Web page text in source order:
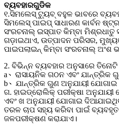
ବ୍ୟବହାରଗୁଡିକ
୧.ସିମଲେସ୍ ଟ୍ୟୁବ୍ ବହୁଳ ଭାବରେ
ସିମଲେସ୍ ପାଇପ୍ ସାଧାରଣ କାର୍ବନ
ସଂରଚନାଲ୍ ଇସ୍ପାତ କିମ୍ବା ମିଶ୍ରଧାତୁ
ଗଡ଼ାଇଥାଏ, ଉତ୍ପାଦନ ପରିସର,
ପାଇପଲାଇନ୍ କିମ୍ବା ସଂରଚନାଲ୍ ଅଂଶ
2. ବିଭିନ୍ନ ବ୍ୟବହାର ଅନୁସାରେ
a、ରାସାୟନିକ ଗଠନ ଏବଂ ଯାନ୍ତ୍ରିକ
b、ଯାନ୍ତ୍ରିକ ଗୁଣ ଅନୁଯାୟୀ
ଗ. ହାଇଡ୍ରୋଲିକ୍ ପରୀକ୍ଷା ଅନୁଯାୟୀ
ଏବଂ ଖ ଅନୁଯାୟୀ ଯୋଗାଇ
ତରଳ ଚାପ ସହ୍ୟ କରିବା ପାଇଁ
ଜଳପରୀକ୍ଷଣ କରାଯାଏ।